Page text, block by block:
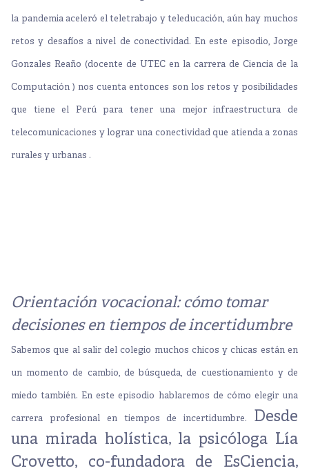
la pandemia aceleró el teletrabajo y teleducación, aún hay muchos
retos y desafíos a nivel de conectividad.En este episodio, Jorge
Gonzales Reaño (docente de UTEC en la carrera de Ciencia de la
Computación ) nos cuenta entonces son los retos y posibilidades
que tiene el Perú para tener una mejor infraestructura de
telecomunicaciones y lograr una conectividad que atienda a zonas
rurales y urbanas .
Orientación vocacional: cómo tomar
decisiones en tiempos de incertidumbre
Sabemos que al salir del colegio muchos chicos y chicas están en
un momento de cambio, de búsqueda, de cuestionamiento y de
miedo también.En este episodio hablaremos de cómo elegir una
carrera profesional en tiempos de incertidumbre. Desde
una mirada holística, la psicóloga Lía
Crovetto, co-fundadora de EsCiencia,